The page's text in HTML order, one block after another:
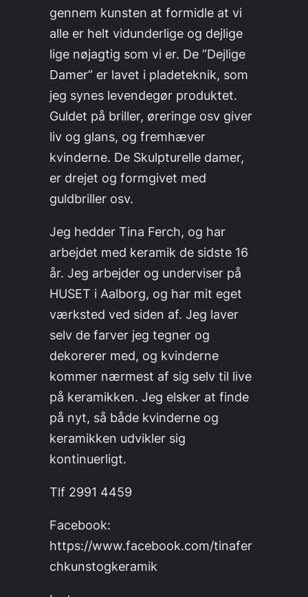
gennem kunsten at formidle at vi
alle er helt vidunderlige og dejlige
lige nøjagtig som vi er. De ”Dejlige
Damer” er lavet i pladeteknik, som
jeg synes levendegør produktet.
Guldet på briller, øreringe osv giver
liv og glans, og fremhæver
kvinderne. De Skulpturelle damer,
er drejet og formgivet med
guldbriller osv.
Jeg hedder Tina Ferch, og har
arbejdet med keramik de sidste 16
år. Jeg arbejder og underviser på
HUSET i Aalborg, og har mit eget
værksted ved siden af. Jeg laver
selv de farver jeg tegner og
dekorerer med, og kvinderne
kommer nærmest af sig selv til live
på keramikken. Jeg elsker at finde
på nyt, så både kvinderne og
keramikken udvikler sig
kontinuerligt.
Tlf 2991 4459
Facebook:
https://www.facebook.com/tinafer
chkunstogkeramik